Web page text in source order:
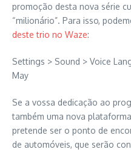
promoção desta nova série
“milionário”. Para isso,
deste trio no Waze:
Settings > Sound > Voice
May
Se a vossa dedicação ao
também uma nova
pretende ser o ponto de
de automóveis, que serão